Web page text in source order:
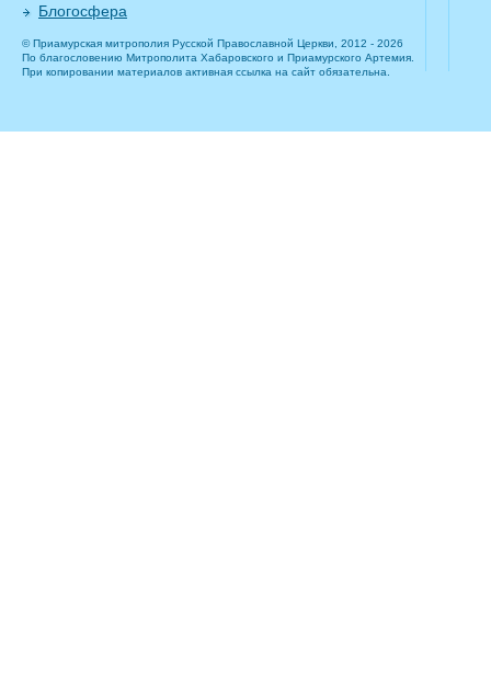
Блогосфера
© Приамурская митрополия Русской Православной Церкви, 2012 - 2026
По благословению Митрополита Хабаровского и Приамурского Артемия.
При копировании материалов активная ссылка на сайт обязательна.